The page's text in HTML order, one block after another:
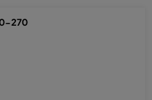
270